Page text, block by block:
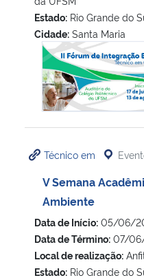
Estado: Rio Grande do
Cidade: Santa Maria
II Fórum de
Técnico em
V Semana
Ambiente
Data de Início: 05/06/
Data de Término: 07/
Local de realização:
Estado: Rio Grande do